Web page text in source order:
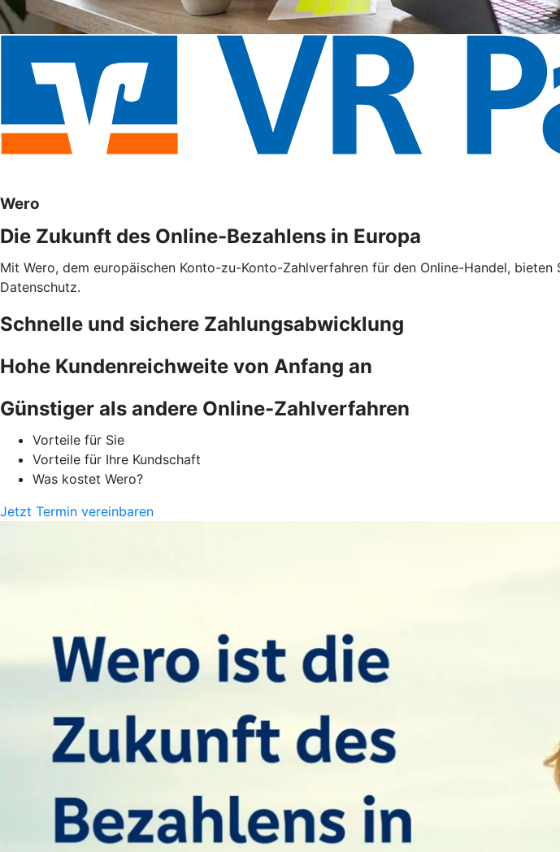
Wero
Die Zukunft des Online-Bezahlens in Europa
Mit Wero, dem europäischen Konto-zu-Konto-Zahlverfahren für den Online-Handel,
Datenschutz.
Schnelle und sichere Zahlungsabwicklung
Hohe Kundenreichweite von Anfang an
Günstiger als andere Online-Zahlverfahren
Vorteile für Sie
Vorteile für Ihre Kundschaft
Was kostet Wero?
Jetzt Termin vereinbaren